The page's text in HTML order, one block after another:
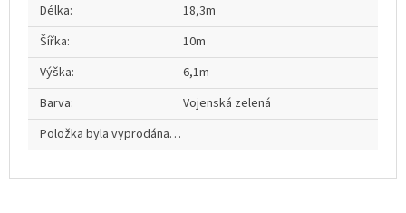
Délka:
18,3m
Šířka:
10m
Výška:
6,1m
Barva:
Vojenská zelená
Položka byla vyprodána…